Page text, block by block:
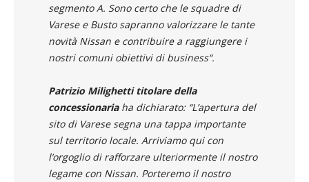
segmento A. Sono certo che le squadre di
Varese e Busto sapranno valorizzare le tante
novità Nissan e contribuire a raggiungere i
nostri comuni obiettivi di business“.
Patrizio Milighetti titolare della
concessionaria ha dichiarato: “L’apertura del
sito di Varese segna una tappa importante
sul territorio locale. Arriviamo qui con
l’orgoglio di rafforzare ulteriormente il nostro
legame con Nissan. Porteremo il nostro